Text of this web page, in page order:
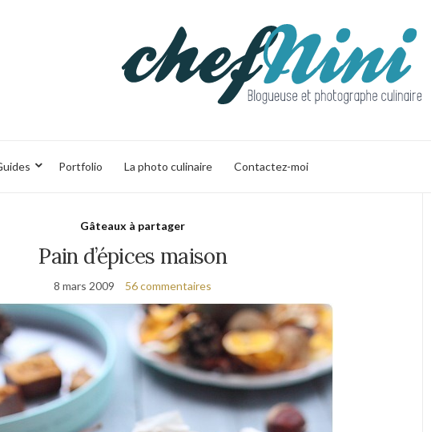
Portfolio La photo culinaire Contactez-moi
Gâteaux à partager
Pain d’épices maison
8 mars 2009 56 commentaires